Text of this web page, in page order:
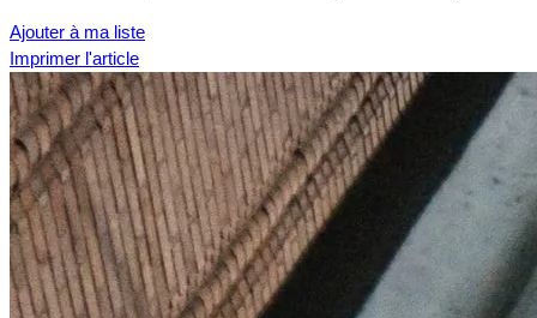
Ajouter à ma liste
Imprimer l'article